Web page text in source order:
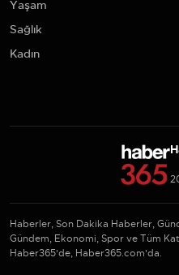
Yaşam
Sağlık
Kadın
Haberler, Son Dakika Haberler,
Gündem, Ekonomi, Spor ve Tüm
Haber365'de, Haber365.com'da.